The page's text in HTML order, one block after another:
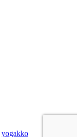
yogakko